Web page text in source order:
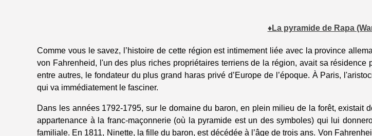
♦La pyramide de Rapa
Comme vous le savez, l’histoire de cette région est intimement liée avec la province
von Fahrenheid, l'un des plus riches propriétaires terriens de la région, avait sa
entre autres, le fondateur du plus grand haras privé d’Europe de l’époque. À Paris,
qui va immédiatement le fasciner.
Dans les années 1792-1795, sur le domaine du baron, en plein milieu de la forêt, existait
appartenance à la franc-maçonnerie (où la pyramide est un des symboles) qui lui
familiale. En 1811, Ninette, la fille du baron, est décédée à l’âge de trois ans. Von